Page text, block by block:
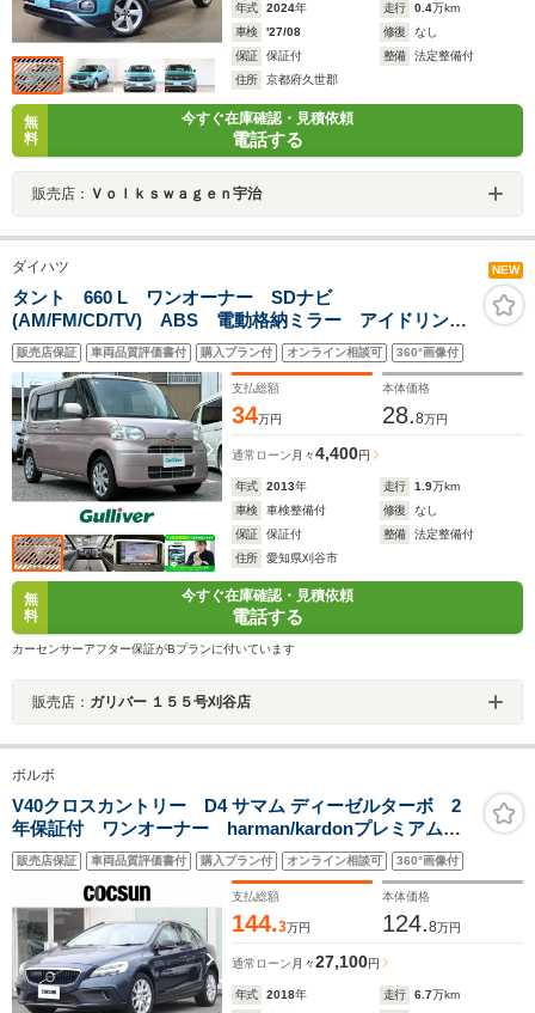
年式 2024年 走行 0.4万km
車検
'27/08 修復
なし
保証
保証付 整備
法定整備付
住所
京都府久世郡
無
料
今すぐ在庫確認・見積依頼
電話する
販売店： Ｖｏｌｋｓｗａｇｅｎ宇治
ダイハツ NEW
タント 660 L ワンオーナー SDナビ
(AM/FM/CD/TV) ABS 電動格納ミラー アイドリング
ストップ キーレス スペアキー 取説 保証書
販売店保証 車両品質評価書付 購入プラン付 オンライン相談可 360°画像付
支払総額
34万円
本体価格
28.8万円
通常ローン 月々4,400円
年式 2013年 走行 1.9万km
車検
車検整備付 修復
なし
保証
保証付 整備
法定整備付
住所
愛知県刈谷市
無
料
今すぐ在庫確認・見積依頼
電話する
カーセンサーアフター保証がBプランに付いています
販売店： ガリバー １５５号刈谷店
ボルボ
V40クロスカントリー D4 サマム ディーゼルターボ 2
年保証付 ワンオーナー harman/kardonプレミアムオ
ーディオ ソフトベージュ本革シート パワーシート
シートヒーター モダンウッドパネル ドライブレコー
ダー ACC BLIS 禁煙車
販売店保証 車両品質評価書付 購入プラン付 オンライン相談可 360°画像付
支払総額
144.3万円
本体価格
124.8万円
通常ローン 月々27,100円
年式 2018年 走行 6.7万km